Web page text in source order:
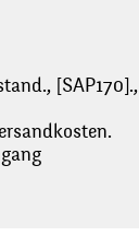
[SAP170].,